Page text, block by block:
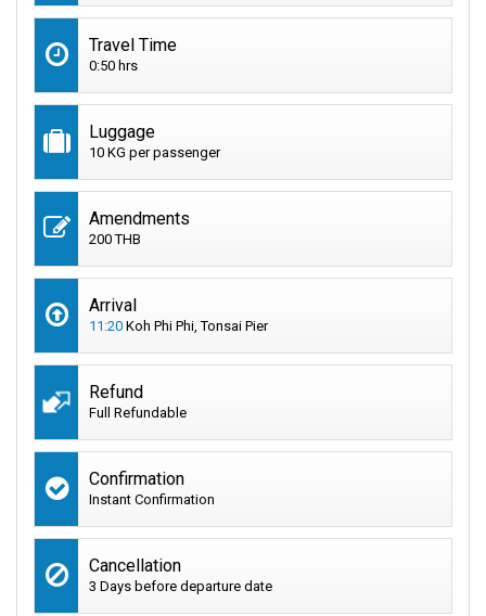
Travel Time
0:50 hrs
Luggage
10 KG per passenger
Amendments
200 THB
Arrival
11:20 Koh Phi Phi, Tonsai Pier
Refund
Full Refundable
Confirmation
Instant Confirmation
Cancellation
3 Days before departure date